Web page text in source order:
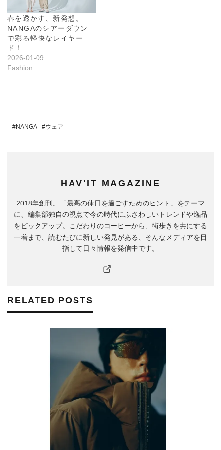
春を透かす、新発想。
NANGAのシアーダウン
で彩る軽快なレイヤー
ド！
2026-01-09
Fashion
NANGA ウェア
HAV'IT MAGAZINE
2018年創刊。「最高の休日を過ごすためのヒント」をテーマ
に、編集部独自の視点で今の時代にふさわしいトレンドや逸品
をピックアップ。こだわりのコーヒーから、街歩きを共にする
一着まで、読むたびに新しい発見がある、そんなメディアを目
指して日々情報を発信中です。
RELATED POSTS